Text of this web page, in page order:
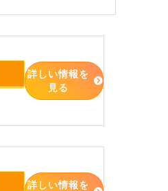
詳しい情報を
見る
詳しい情報を